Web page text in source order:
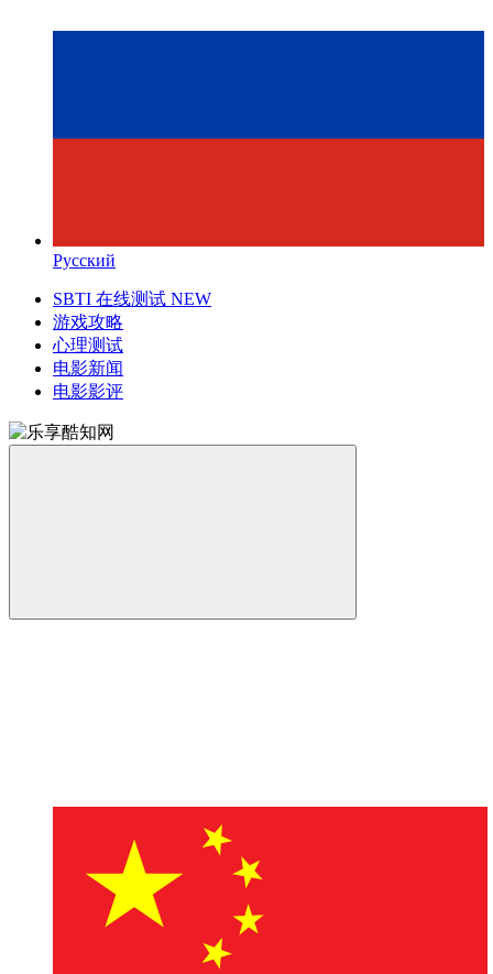
Русский
SBTI 在线测试 NEW
游戏攻略
心理测试
电影新闻
电影影评